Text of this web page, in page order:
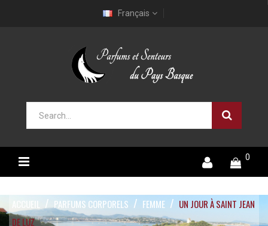
Français
0
ACCUEIL PARFUMS CORPORELS FEMME
UN JOUR À SAINT JEAN
DE LUZ